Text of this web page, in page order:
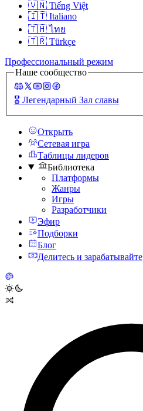
🇻🇳 Tiếng Việt
🇮🇹 Italiano
🇹🇭 ไทย
🇹🇷 Türkçe
Профессиональный режим
Наше сообщество
🎖️ Легендарный Зал славы
Открыть
Сетевая игра
Таблицы лидеров
Библиотека
Платформы
Жанры
Игры
Разработчики
Эфир
Подборки
Блог
Делитесь и зарабатывайте